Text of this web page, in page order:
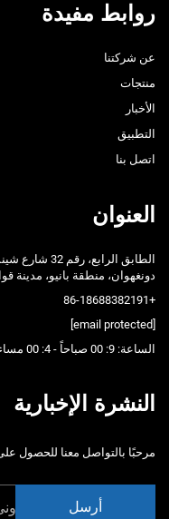
روابط مفيدة
عن شركتنا
منتجات
الأخبار
التطبيق
اتصل بنا
العنوان
الطابق
دونغهوان، منطقة بانيو، مدينة
+86-18688382191
الساعة: 9: 00 صباحاً - 4: 00 مساءاً
النشرة الإخبارية
مرحبًا بالتواصل معنا للحصول
أرسل